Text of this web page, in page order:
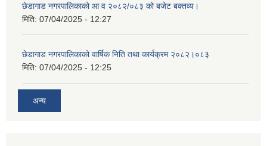
छेडागाड नगरपालिकाको आ व २०८२/०८३ को बजेट बक्तव्य।
मिति: 07/04/2025 - 12:27
छेडागाड नगरपालिकाको वार्षिक निति तथा कार्यक्रम २०८२।०८३
मिति: 07/04/2025 - 12:25
अन्य